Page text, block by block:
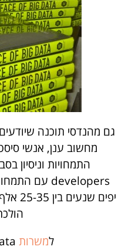
גם מהנדסי תוכנה
יפים
למשרות